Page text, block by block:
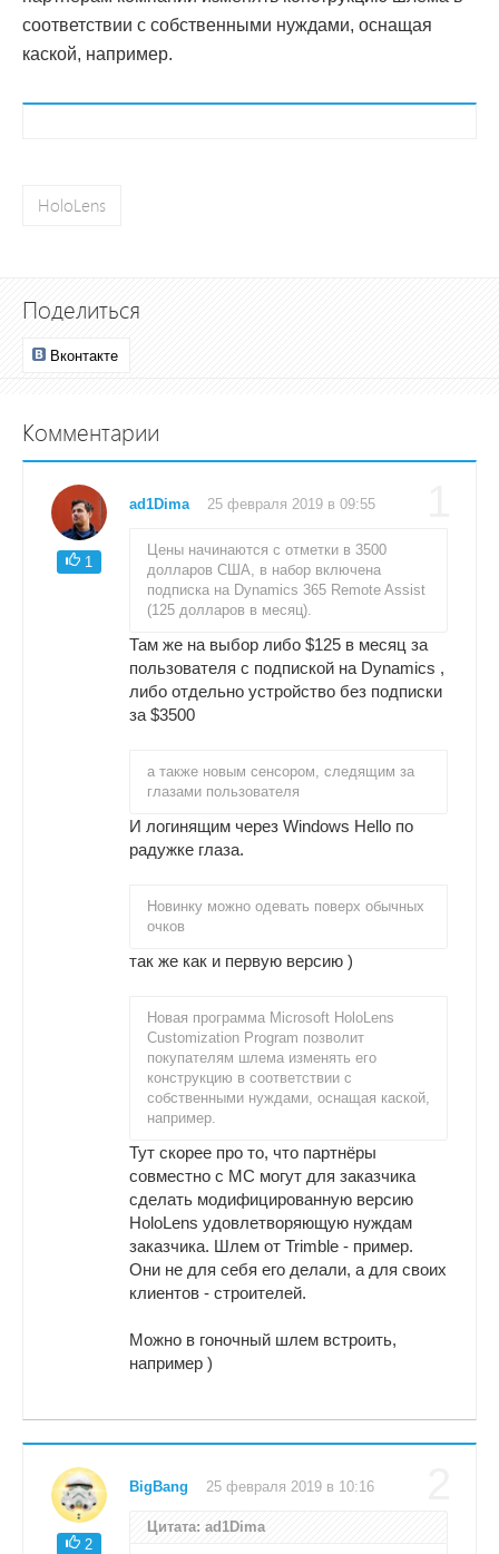
соответствии с собственными нуждами, оснащая
каской, например.
HoloLens
Поделиться
Вконтакте
Комментарии
1
ad1Dima 25 февраля 2019 в 09:55
Цены начинаются с отметки в 3500
долларов США, в набор включена
подписка на Dynamics 365 Remote Assist
(125 долларов в месяц).
Там же на выбор либо $125 в месяц за
пользователя с подпиской на Dynamics ,
либо отдельно устройство без подписки
за $3500
а также новым сенсором, следящим за
глазами пользователя
И логинящим через Windows Hello по
радужке глаза.
Новинку можно одевать поверх обычных
очков
так же как и первую версию )
Новая программа Microsoft HoloLens
Customization Program позволит
покупателям шлема изменять его
конструкцию в соответствии с
собственными нуждами, оснащая каской,
например.
Тут скорее про то, что партнёры
совместно с МС могут для заказчика
сделать модифицированную версию
HoloLens удовлетворяющую нуждам
заказчика. Шлем от Trimble - пример.
Они не для себя его делали, а для своих
клиентов - строителей.
Можно в гоночный шлем встроить,
например )
2
BigBang 25 февраля 2019 в 10:16
Цитата: ad1Dima